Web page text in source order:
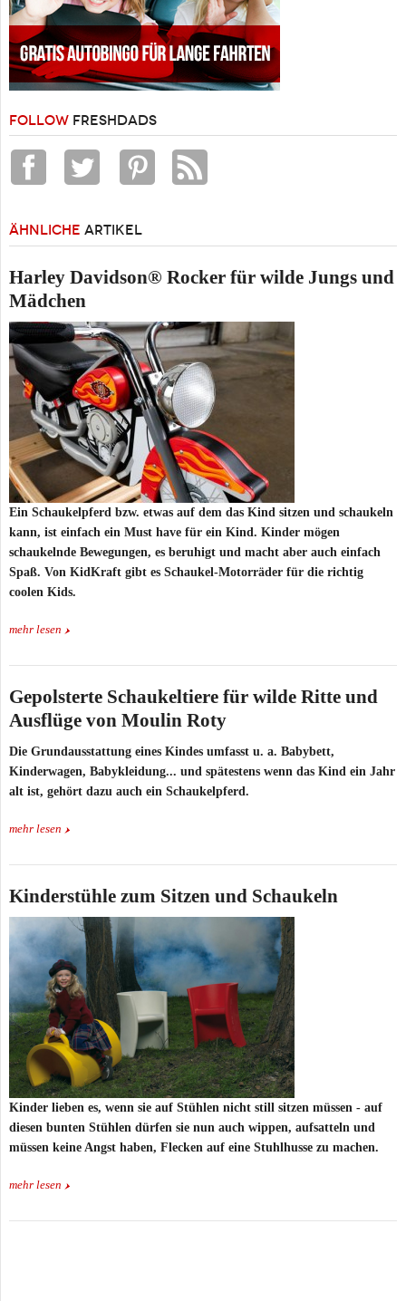
FOLLOW FRESHDADS
ÄHNLICHE ARTIKEL
Harley Davidson® Rocker für wilde Jungs und
Mädchen
Ein Schaukelpferd bzw. etwas auf dem das Kind sitzen und schaukeln
kann, ist einfach ein Must have für ein Kind. Kinder mögen
schaukelnde Bewegungen, es beruhigt und macht aber auch einfach
Spaß. Von KidKraft gibt es Schaukel-Motorräder für die richtig
coolen Kids.
mehr lesen
Gepolsterte Schaukeltiere für wilde Ritte und
Ausflüge von Moulin Roty
Die Grundausstattung eines Kindes umfasst u. a. Babybett,
Kinderwagen, Babykleidung... und spätestens wenn das Kind ein Jahr
alt ist, gehört dazu auch ein Schaukelpferd.
mehr lesen
Kinderstühle zum Sitzen und Schaukeln
Kinder lieben es, wenn sie auf Stühlen nicht still sitzen müssen - auf
diesen bunten Stühlen dürfen sie nun auch wippen, aufsatteln und
müssen keine Angst haben, Flecken auf eine Stuhlhusse zu machen.
mehr lesen